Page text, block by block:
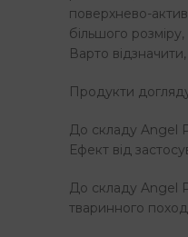
поверхнево-
більшого
Варто
Продукти
До складу Angel
Ефект від
До складу Angel
тваринного